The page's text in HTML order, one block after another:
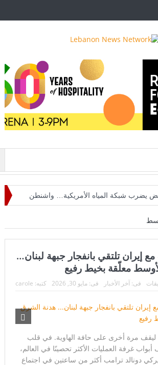
يضرب شبكة المياه الأمريكية… واشنطن
بإيران
ترامب للغولف في كاليفورنيا قبل زيارته
تنظيم متكامل يحمي لبنان من الحدود إلى
العالم… وإنفانتينو يواجه إحدى أكبر هزائمه
إيران تلتقي بانفجار جبهة لبنان…
معلّقة بخيط رفيع
كتبه: carole فى:مايو 30, 2026 فى:آخر الأخبار
ليقف مرة أخرى على حافة الهاوية. في قلب
غرفة العمليات الأكثر تحصينًا في العالم،
دونالد ترامب أكثر من ساعتين في اجتماع